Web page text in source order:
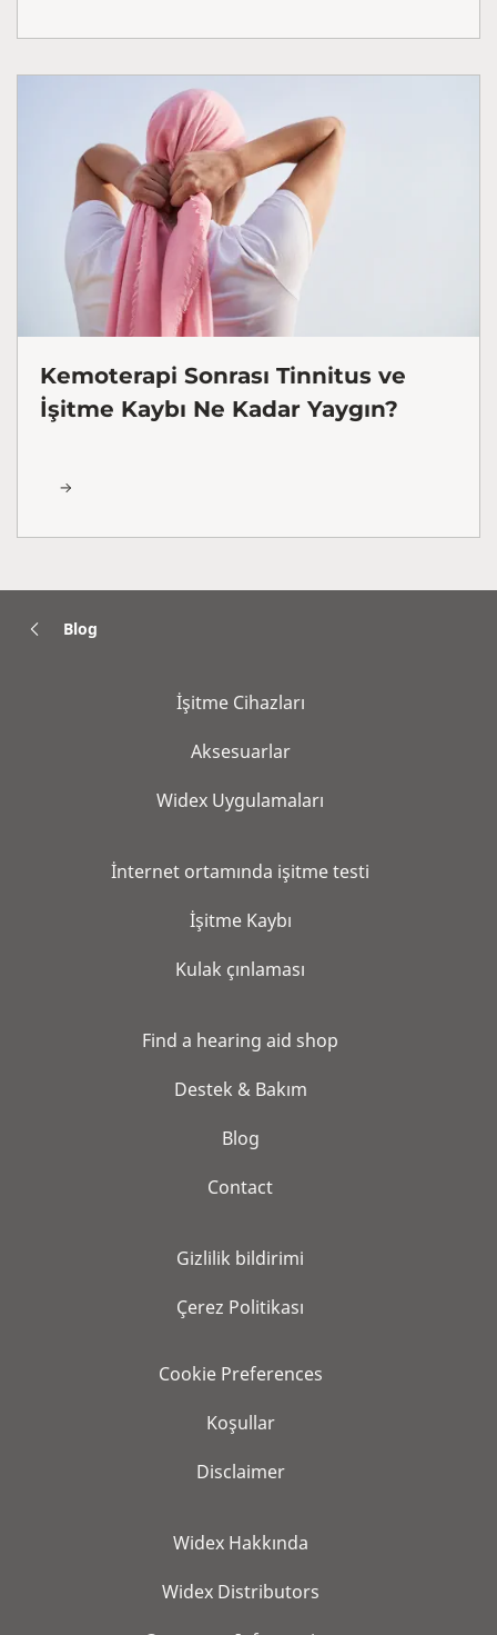
Kemoterapi Sonrası Tinnitus ve
İşitme Kaybı Ne Kadar Yaygın?
Blog
İşitme Cihazları
Aksesuarlar
Widex Uygulamaları
İnternet ortamında işitme testi
İşitme Kaybı
Kulak çınlaması
Find a hearing aid shop
Destek & Bakım
Blog
Contact
Gi̇zli̇li̇k bi̇ldi̇ri̇mi̇
Çerez Politikası
Cookie Preferences
Koşullar
Disclaimer
Widex Hakkında
Widex Distributors